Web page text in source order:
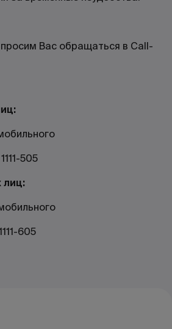
Вас обращаться в Call-
505
лиц:
605